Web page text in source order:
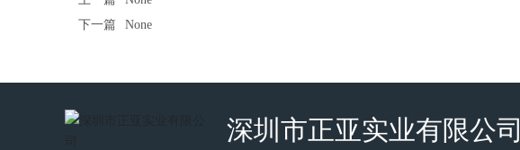
下一篇
None
深圳市正亚实业有限公司